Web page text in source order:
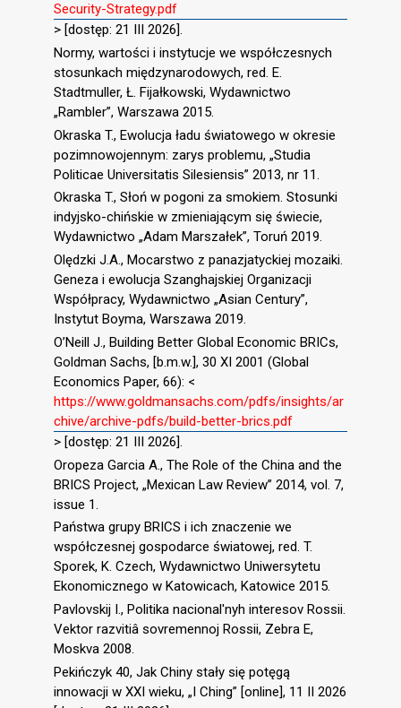
Security-Strategy.pdf
> [dostęp: 21 III 2026].
Normy, wartości i instytucje we współczesnych
stosunkach międzynarodowych, red. E.
Stadtmuller, Ł. Fijałkowski, Wydawnictwo
„Rambler”, Warszawa 2015.
Okraska T., Ewolucja ładu światowego w okresie
pozimnowojennym: zarys problemu, „Studia
Politicae Universitatis Silesiensis” 2013, nr 11.
Okraska T., Słoń w pogoni za smokiem. Stosunki
indyjsko-chińskie w zmieniającym się świecie,
Wydawnictwo „Adam Marszałek”, Toruń 2019.
Olędzki J.A., Mocarstwo z panazjatyckiej mozaiki.
Geneza i ewolucja Szanghajskiej Organizacji
Współpracy, Wydawnictwo „Asian Century”,
Instytut Boyma, Warszawa 2019.
O’Neill J., Building Better Global Economic BRICs,
Goldman Sachs, [b.m.w.], 30 XI 2001 (Global
Economics Paper, 66): <
https://www.goldmansachs.com/pdfs/insights/ar
chive/archive-pdfs/build-better-brics.pdf
> [dostęp: 21 III 2026].
Oropeza Garcia A., The Role of the China and the
BRICS Project, „Mexican Law Review” 2014, vol. 7,
issue 1.
Państwa grupy BRICS i ich znaczenie we
współczesnej gospodarce światowej, red. T.
Sporek, K. Czech, Wydawnictwo Uniwersytetu
Ekonomicznego w Katowicach, Katowice 2015.
Pavlovskij I., Politika nacional′nyh interesov Rossii.
Vektor razvitiâ sovremennoj Rossii, Zebra E,
Moskva 2008.
Pekińczyk 40, Jak Chiny stały się potęgą
innowacji w XXI wieku, „I Ching” [online], 11 II 2026